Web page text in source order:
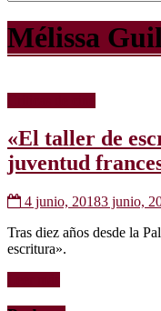
Mélissa
«El taller de
juventud
4 junio, 20183 junio,
Tras diez años desde la
escritura».